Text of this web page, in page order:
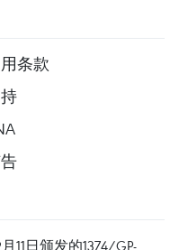
条款
11日颁发的1374/GP-